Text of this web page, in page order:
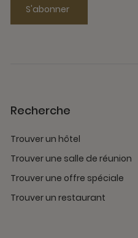
S'abonner
Recherche
Trouver un hôtel
Trouver une salle de réunion
Trouver une offre spéciale
Trouver un restaurant